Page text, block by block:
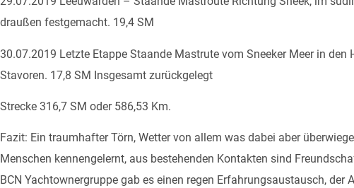
draußen festgemacht. 19,4 SM
30.07.2019 Letzte Etappe Staande Mastrute vom Sneeker Meer in
Stavoren. 17,8 SM Insgesamt zurückgelegt
Strecke 316,7 SM oder 586,53 Km.
Fazit: Ein traumhafter Törn, Wetter von allem was dabei aber
Menschen kennengelernt, aus bestehenden Kontakten sind
BCN Yachtownergruppe gab es einen regen Erfahrungsaustausch, der